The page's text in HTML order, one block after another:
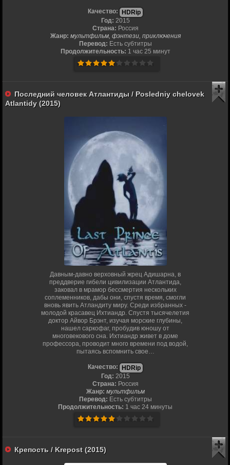
Качество:
HDRip
Год: 2015
Страна: Россия
Жанр: мультфильм, фэнтези, приключения
Перевод: Есть субтитры
Продолжительность: 1 час 25 минут
Последний человек Атлантиды / Posledniy chelovek
Atlantidy (2015)
Давным-давно верховный жрец Адишарна, в
преддверие гибели цивилизации Атлантида,
заковал в мрамор бессмертия нескольких
соплеменников, дабы они, спустя время, смогли
вновь явить Атландиту миру. Среди избранных -
молодой красавец Ихтиандр. Спустя тысячелетия
доктор Айвор Брэнт, изучая морские глубины,
нашел саркофаг, пробудив юношу от
многовекового сна. Ихтиандр живет в доме
профессора, проводит много времени под водой,
пытаясь вспомнить свое…
Качество:
HDRip
Год: 2015
Страна: Россия
Жанр: мультфильм
Перевод: Есть субтитры
Продолжительность: 1 час 24 минуты
Крепость / Krepost (2015)